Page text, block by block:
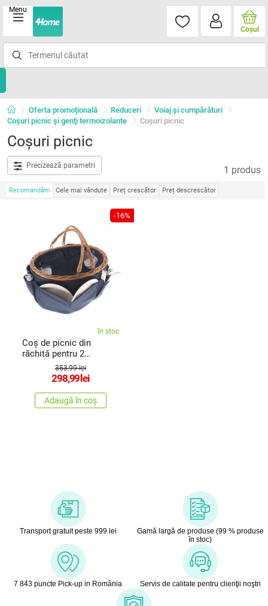
Menu
Coşul
Oferta promoţională Reduceri
Voiaj și cumpărături
Coşuri picnic şi genţi termoizolante
Coșuri picnic
Coșuri picnic
Precizează parametri 1 produs
Recomandăm Cele mai vândute Preț crescător Preț descrescător
-16%
în stoc
Coș de picnic din
răchită pentru 2
persoane cutermobox ,
40 x 30 x 21 cm, 2,17 kg
353,99 lei
298,99 lei
Adaugă în coș
Transport gratuit peste 999 lei
Gamă largă de produse (99 % produse
în stoc)
7 843 puncte Pick-up in România Servis de calitate pentru clienţii noştri